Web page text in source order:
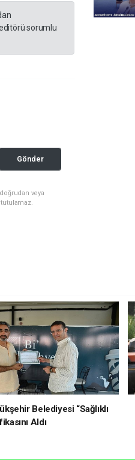
sorumlu
Gönder
veya
Belediyesi “Sağlıklı
Aldı